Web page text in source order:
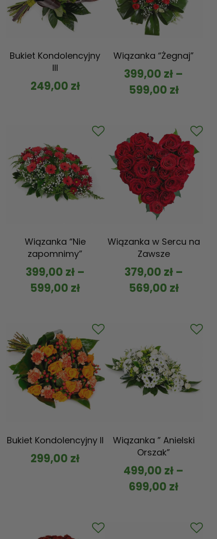
Bukiet Kondolencyjny
III
249,00 zł
Wiązanka “Żegnaj”
399,00 zł –
599,00 zł
Wiązanka “Nie
zapomnimy”
399,00 zł–
599,00 zł
Wiązanka w Sercu na
Zawsze
379,00 zł–
569,00 zł
Bukiet Kondolencyjny II
299,00 zł
Wiązanka ” Anielski
Orszak”
499,00 zł –
699,00 zł